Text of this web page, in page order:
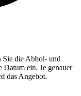
Sie die Abhol- und
Datum ein. Je genauer
das Angebot.